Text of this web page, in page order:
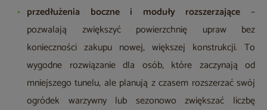
przedłużenia boczne i moduły rozszerzające –
pozwalają zwiększyć powierzchnię upraw bez
konieczności zakupu nowej, większej konstrukcji. To
wygodne rozwiązanie dla osób, które zaczynają od
mniejszego tunelu, ale planują z czasem rozszerzać swój
ogródek warzywny lub sezonowo zwiększać liczbę